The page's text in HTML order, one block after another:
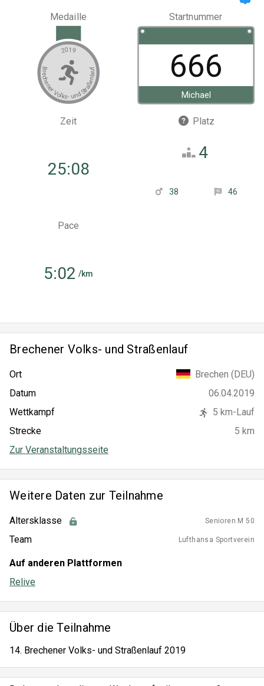
Medaille
Brechener Volks- und Straßenlauf
2019
Startnummer
Michael
666
Zeit
25:08
Platz
4
38 46
Pace
5:02 /km
Brechener Volks- und Straßenlauf
Ort
Brechen (DEU)
Datum
06.04.2019
Wettkampf
5 km-Lauf
Strecke
5 km
Zur Veranstaltungsseite
Weitere Daten zur Teilnahme
Altersklasse Senioren M 50
Team Lufthansa Sportverein
Auf anderen Plattformen
Relive
Über die Teilnahme
14. Brechener Volks- und Straßenlauf 2019